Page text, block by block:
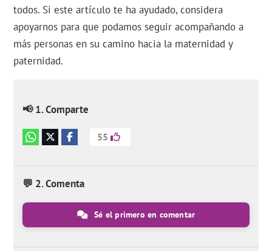
todos. Si este artículo te ha ayudado, considera
apoyarnos para que podamos seguir acompañando a
más personas en su camino hacia la maternidad y
paternidad.
📢 1. Comparte
55
💬 2. Comenta
Sé el primero en comentar